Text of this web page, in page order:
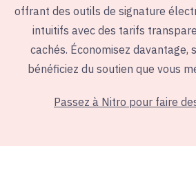
offrant des outils de signature
intuitifs avec des tarifs
cachés. Économisez davantage,
bénéficiez du soutien que vous
Passez à Nitro pour faire